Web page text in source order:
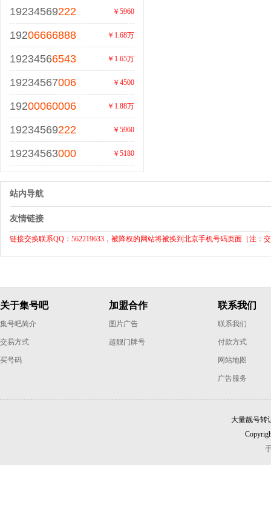
19234569222 ￥5960
19206666888 ￥1.68万
19234566543 ￥1.65万
19234567006 ￥4500
19200060006 ￥1.88万
19234569222 ￥5960
19234563000 ￥5180
站内导航
友情链接
链接交换联系QQ：562219633，被降权的网站将被换到北京手机号码页面（注：
关于集号吧
集号吧简介
交易方式
买号码
加盟合作
图片广告
超靓门牌号
联系我们
联系我们
付款方式
网站地图
广告服务
大量靓号转